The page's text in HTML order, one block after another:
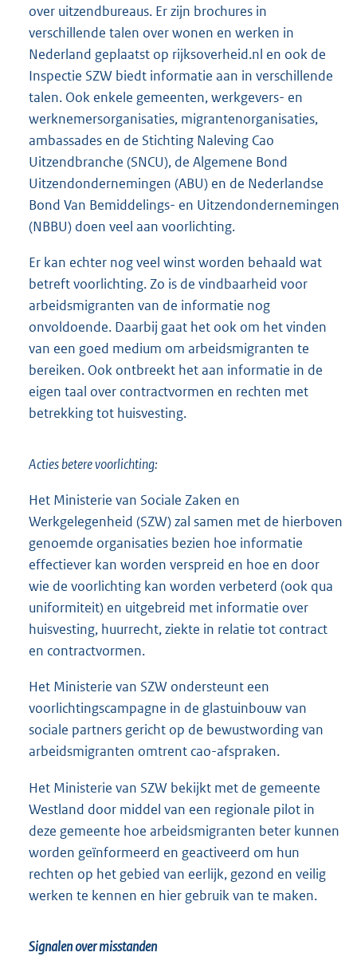
over uitzendbureaus. Er zijn brochures in
verschillende talen over wonen en werken in
Nederland geplaatst op rijksoverheid.nl en ook de
Inspectie SZW biedt informatie aan in verschillende
talen. Ook enkele gemeenten, werkgevers- en
werknemersorganisaties, migrantenorganisaties,
ambassades en de Stichting Naleving Cao
Uitzendbranche (SNCU), de Algemene Bond
Uitzendondernemingen (ABU) en de Nederlandse
Bond Van Bemiddelings- en Uitzendondernemingen
(NBBU) doen veel aan voorlichting.
Er kan echter nog veel winst worden behaald wat
betreft voorlichting. Zo is de vindbaarheid voor
arbeidsmigranten van de informatie nog
onvoldoende. Daarbij gaat het ook om het vinden
van een goed medium om arbeidsmigranten te
bereiken. Ook ontbreekt het aan informatie in de
eigen taal over contractvormen en rechten met
betrekking tot huisvesting.
Acties betere voorlichting:
Het Ministerie van Sociale Zaken en
Werkgelegenheid (SZW) zal samen met de hierboven
genoemde organisaties bezien hoe informatie
effectiever kan worden verspreid en hoe en door
wie de voorlichting kan worden verbeterd (ook qua
uniformiteit) en uitgebreid met informatie over
huisvesting, huurrecht, ziekte in relatie tot contract
en contractvormen.
Het Ministerie van SZW ondersteunt een
voorlichtingscampagne in de glastuinbouw van
sociale partners gericht op de bewustwording van
arbeidsmigranten omtrent cao-afspraken.
Het Ministerie van SZW bekijkt met de gemeente
Westland door middel van een regionale pilot in
deze gemeente hoe arbeidsmigranten beter kunnen
worden geïnformeerd en geactiveerd om hun
rechten op het gebied van eerlijk, gezond en veilig
werken te kennen en hier gebruik van te maken.
Signalen over misstanden